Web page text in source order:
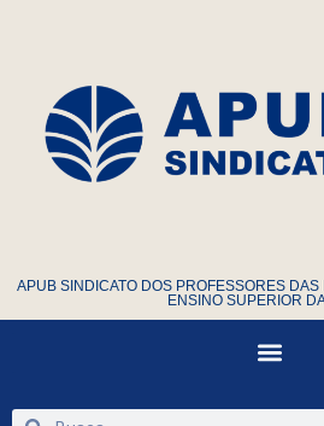
APUB SINDICATO DOS PROFESSORES
ENSINO SUPERIOR